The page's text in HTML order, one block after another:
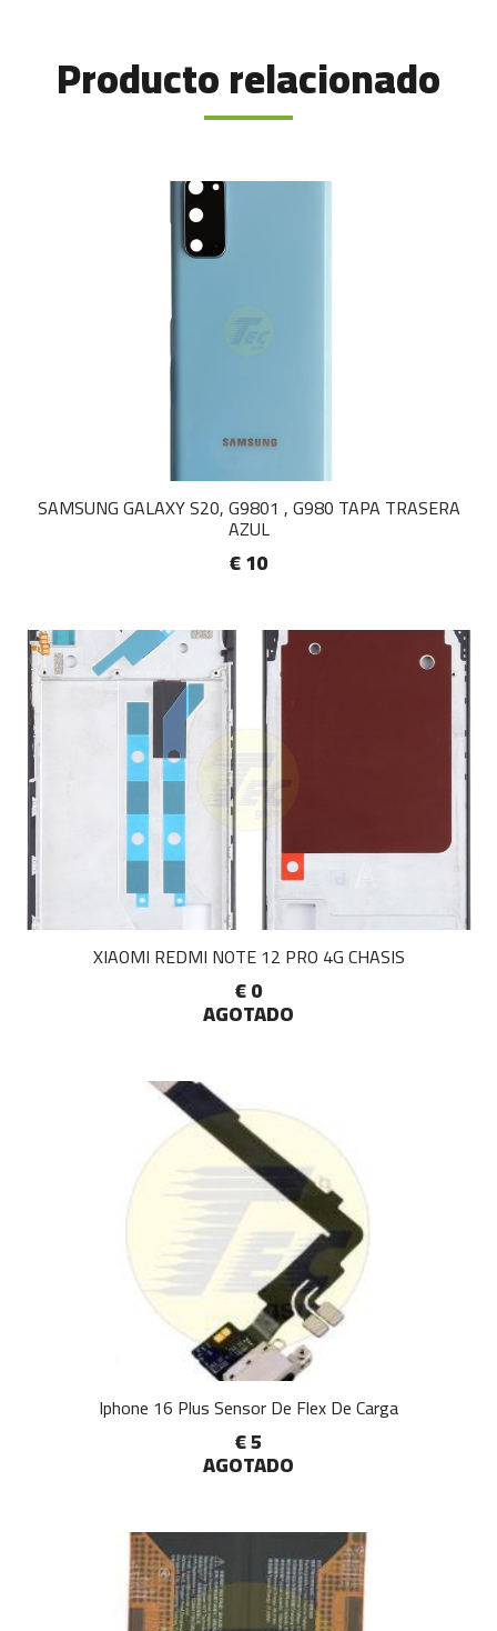
Producto relacionado
SAMSUNG GALAXY S20, G9801 , G980 TAPA TRASERA
AZUL
€ 10
XIAOMI REDMI NOTE 12 PRO 4G CHASIS
€ 0
AGOTADO
Iphone 16 Plus Sensor De Flex De Carga
€ 5
AGOTADO